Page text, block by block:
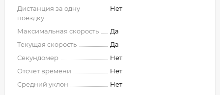
Дистанция за одну
поездку
Нет
Максимальная скорость
Да
Текущая скорость
Да
Секундомер
Нет
Отсчет времени
Нет
Средний уклон
Нет